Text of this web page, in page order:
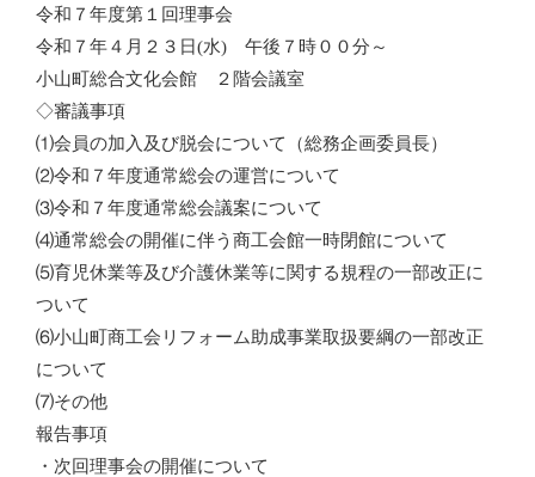
令和７年度第１回理事会
令和７年４月２３日(水) 午後７時００分～
小山町総合文化会館 ２階会議室
◇審議事項
⑴会員の加入及び脱会について（総務企画委員長）
⑵令和７年度通常総会の運営について
⑶令和７年度通常総会議案について
⑷通常総会の開催に伴う商工会館一時閉館について
⑸育児休業等及び介護休業等に関する規程の一部改正に
ついて
⑹小山町商工会リフォーム助成事業取扱要綱の一部改正
について
⑺その他
報告事項
・次回理事会の開催について